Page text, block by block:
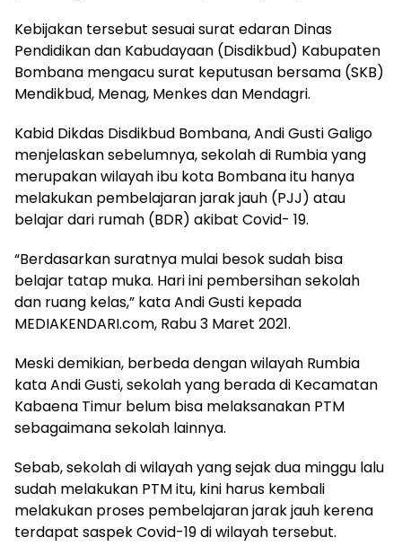
Kebijakan tersebut sesuai surat edaran Dinas
Pendidikan dan Kabudayaan (Disdikbud) Kabupaten
Bombana mengacu surat keputusan bersama (SKB)
Mendikbud, Menag, Menkes dan Mendagri.
Kabid Dikdas Disdikbud Bombana, Andi Gusti Galigo
menjelaskan sebelumnya, sekolah di Rumbia yang
merupakan wilayah ibu kota Bombana itu hanya
melakukan pembelajaran jarak jauh (PJJ) atau
belajar dari rumah (BDR) akibat Covid- 19.
“Berdasarkan suratnya mulai besok sudah bisa
belajar tatap muka. Hari ini pembersihan sekolah
dan ruang kelas,” kata Andi Gusti kepada
MEDIAKENDARI.com, Rabu 3 Maret 2021.
Meski demikian, berbeda dengan wilayah Rumbia
kata Andi Gusti, sekolah yang berada di Kecamatan
Kabaena Timur belum bisa melaksanakan PTM
sebagaimana sekolah lainnya.
Sebab, sekolah di wilayah yang sejak dua minggu lalu
sudah melakukan PTM itu, kini harus kembali
melakukan proses pembelajaran jarak jauh kerena
terdapat saspek Covid-19 di wilayah tersebut.